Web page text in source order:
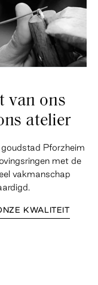
van ons
atelier
goudstad Pforzheim
met de
vakmanschap
KWALITEIT